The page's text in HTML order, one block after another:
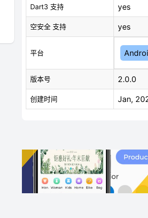
Dart3 支持 yes
空安全 支持 yes
平台
版本号 2.0.0
创建时间 Jan,